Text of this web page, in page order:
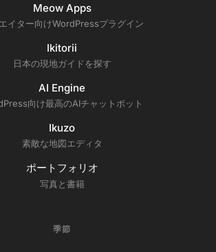
Meow Apps
イター向けWordPressプラグイン
Ikitorii
日本の現地ガイドを探す
AI Engine
向け最高のAIチャットボット
Ikuzo
素敵な地図エディタ
ポートフォリオ
写真と書籍
季節